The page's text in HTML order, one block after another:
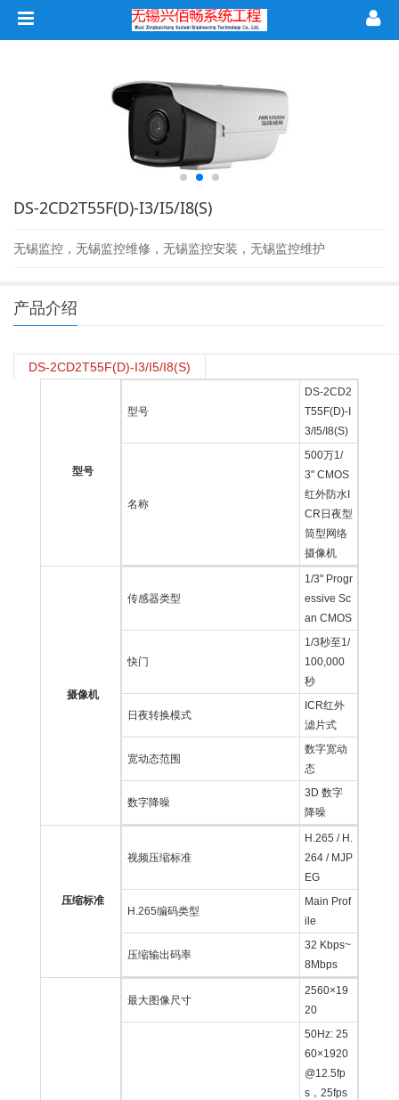
DS-2CD2T55F(D)-I3/I5/I8(S)
无锡监控，无锡监控维修，无锡监控安装，无锡监控维护
产品介绍
DS-2CD2T55F(D)-I3/I5/I8(S)
型号
型号
DS-2CD2
T55F(D)-I
3/I5/I8(S)
名称
500万1/
3" CMOS
红外防水I
CR日夜型
筒型网络
摄像机
摄像机
传感器类型
1/3" Progr
essive Sc
an CMOS
快门
1/3秒至1/
100,000
秒
日夜转换模式
ICR红外
滤片式
宽动态范围
数字宽动
态
数字降噪
3D 数字
降噪
压缩标准
视频压缩标准
H.265 / H.
264 / MJP
EG
H.265编码类型
Main Prof
ile
压缩输出码率
32 Kbps~
8Mbps
最大图像尺寸
2560×19
20
50Hz: 25
60×1920
@12.5fp
s，25fps